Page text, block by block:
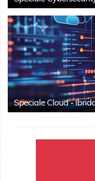
Speciale Cloud -